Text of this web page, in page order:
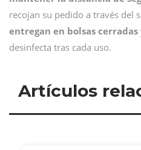
recojan su pedido a través del
entregan en bolsas cerradas
desinfecta tras cada uso.
Artículos